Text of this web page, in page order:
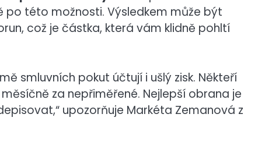
po této možnosti. Výsledkem může být
což je částka, která vám klidně pohltí
smluvních pokut účtují i ušlý zisk. Někteří
za nepřiměřené. Nejlepší obrana je
upozorňuje Markéta Zemanová z